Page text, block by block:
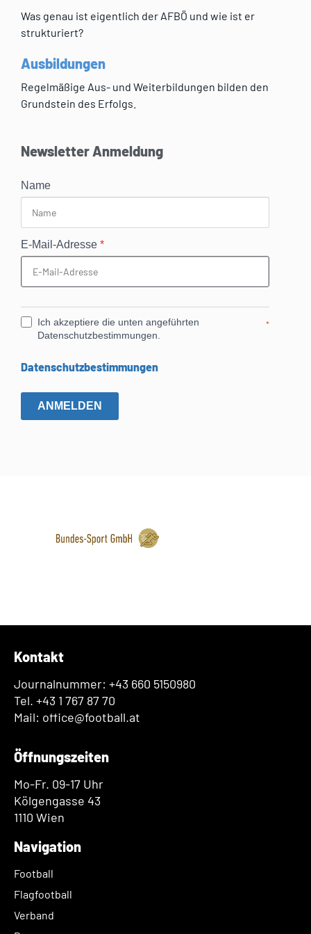
Was genau ist eigentlich der AFBÖ und wie ist er
strukturiert?
Ausbildungen
Regelmäßige Aus- und Weiterbildungen bilden den
Grundstein des Erfolgs.
Newsletter Anmeldung
Name
E-Mail-Adresse *
Ich akzeptiere die unten angeführten
Datenschutzbestimmungen.
*
Datenschutzbestimmungen
ANMELDEN
Kontakt
Journalnummer: +43 660 5150980
Tel. +43 1 767 87 70
Mail: office@football.at
Öffnungszeiten
Mo-Fr. 09-17 Uhr
Kölgengasse 43
1110 Wien
Navigation
Football
Flagfootball
Verband